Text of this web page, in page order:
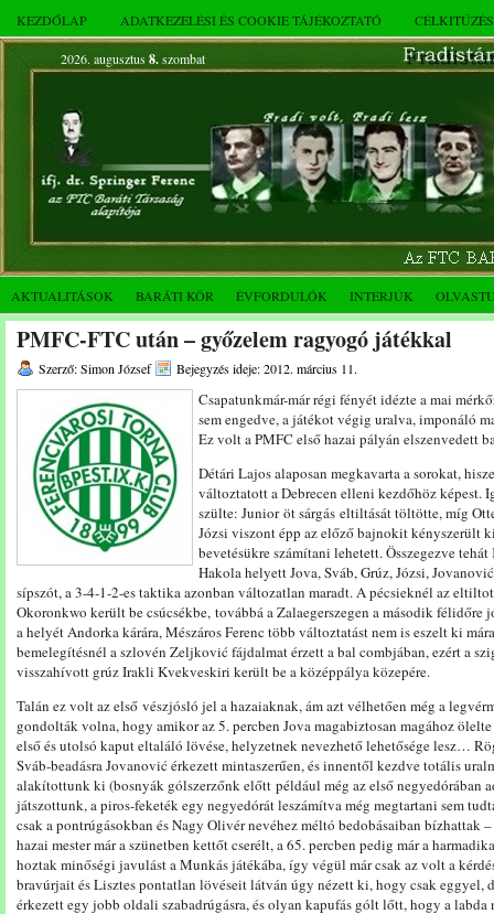
KEZDŐLAP ADATKEZELÉSI ÉS COOKIE TÁJÉKOZTATÓ
2026. augusztus 8.szombat
AKTUALITÁSOK BARÁTI KÖR ÉVFORDULÓK INTERJÚK
PMFC-FTC után – győzelem ragyogó játékkal
Szerző: Simon József Bejegyzés ideje: 2012. március 11.
Csapatunkmár-már régi fényét idézte a mai
sem engedve, a játékot végig uralva, imponáló
Ez volt a PMFC első hazai pályán elszenvedett
Détári Lajos alaposan megkavarta a sorokat,
változtatott a Debrecen elleni kezdőhöz képest.
szülte: Junior öt sárgás eltiltását töltötte, míg
Józsi viszont épp az előző bajnokit kényszerült
bevetésükre számítani lehetett. Összegezve
Hakola helyett Jova, Sváb, Grúz, Józsi,
sípszót, a 3-4-1-2-es taktika azonban változatlan maradt. A pécsieknél az
Okoronkwo került be csúcsékbe, továbbá a Zalaegerszegen a második
a helyét Andorka kárára, Mészáros Ferenc több változtatást nem is eszelt ki
bemelegítésnél a szlovén Zeljković fájdalmat érzett a bal combjában, ezért a
visszahívott grúz Irakli Kvekveskiri került be a középpálya közepére.
Talán ez volt az első vészjósló jel a hazaiaknak, ám azt vélhetően még a
gondolták volna, hogy amikor az 5. percben Jova magabiztosan magához
első és utolsó kaput eltaláló lövése, helyzetnek nevezhető lehetősége lesz…
Sváb-beadásra Jovanović érkezett mintaszerűen, és innentől kezdve totális
alakítottunk ki (bosnyák gólszerzőnk előtt például még az első negyedórában
játszottunk, a piros-feketék egy negyedórát leszámítva még megtartani sem
csak a pontrúgásokban és Nagy Olivér nevéhez méltó bedobásaiban bízhattak
hazai mester már a szünetben kettőt cserélt, a 65. percben pedig már a
hoztak minőségi javulást a Munkás játékába, így végül már csak az volt a
bravúrjait és Lisztes pontatlan lövéseit látván úgy nézett ki, hogy csak eggyel,
érkezett egy jobb oldali szabadrúgásra, és olyan kapufás gólt lőtt, hogy a